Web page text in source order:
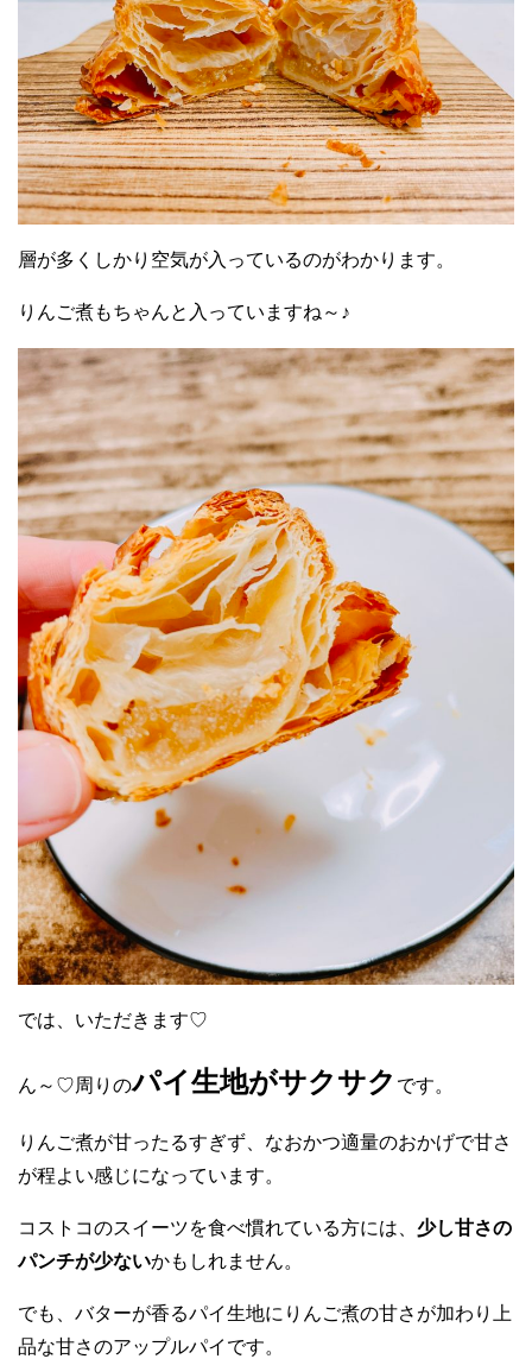
層が多くしかり空気が入っているのがわかります。
りんご煮もちゃんと入っていますね～♪
では、いただきます♡
ん～♡周りのパイ生地がサクサク です。
りんご煮が甘ったるすぎず、なおかつ適量のおかげで甘さ
が程よい感じになっています。
コストコのスイーツを食べ慣れている方には、 少し甘さの
パンチが少ないかもしれません。
でも、バターが香るパイ生地にりんご煮の甘さが加わり上
品な甘さのアップルパイです。